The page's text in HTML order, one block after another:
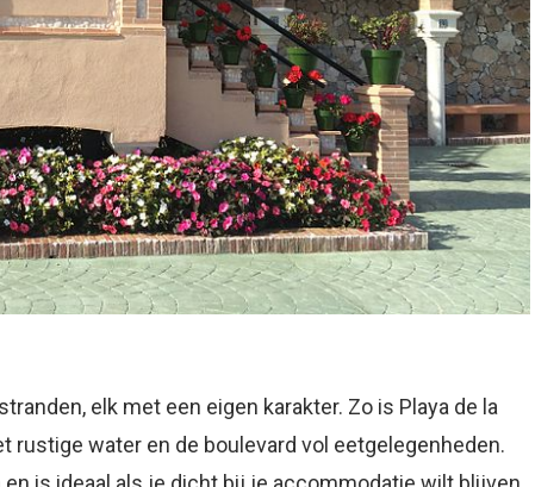
elk met een eigen karakter. Zo is Playa de la
rustige water en de boulevard vol eetgelegenheden.